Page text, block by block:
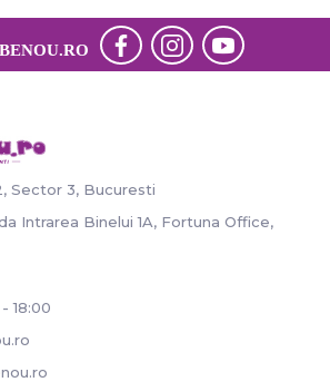
Sector 3, Bucuresti
Intrarea Binelui 1A, Fortuna Office,
18:00